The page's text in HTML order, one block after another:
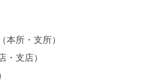
本所・支所）
・支店）